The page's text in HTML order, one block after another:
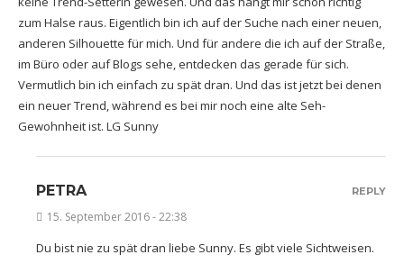
zum Halse raus. Eigentlich bin ich auf der Suche nach einer neuen,
anderen Silhouette für mich. Und für andere die ich auf der Straße,
im Büro oder auf Blogs sehe, entdecken das gerade für sich.
Vermutlich bin ich einfach zu spät dran. Und das ist jetzt bei denen
ein neuer Trend, während es bei mir noch eine alte Seh-
Gewohnheit ist. LG Sunny
PETRA
15. September 2016 - 22:38
Du bist nie zu spät dran liebe Sunny. Es gibt viele Sichtweisen.
REPLY